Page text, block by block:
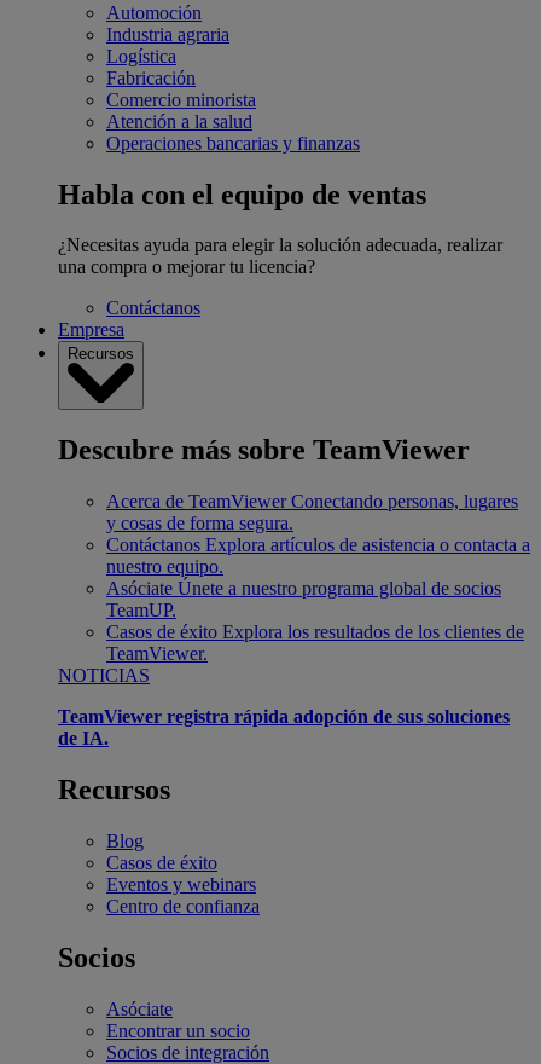
Automoción
Industria agraria
Logística
Fabricación
Comercio minorista
Atención a la salud
Operaciones bancarias y finanzas
Habla con el equipo de ventas
¿Necesitas ayuda para elegir la solución adecuada, realizar
una compra o mejorar tu licencia?
Contáctanos
Empresa
Recursos
Descubre más sobre TeamViewer
Acerca de TeamViewer Conectando personas, lugares
y cosas de forma segura.
Contáctanos Explora artículos de asistencia o contacta a
nuestro equipo.
Asóciate Únete a nuestro programa global de socios
TeamUP.
Casos de éxito Explora los resultados de los clientes de
TeamViewer.
NOTICIAS
TeamViewer registra rápida adopción de sus soluciones
de IA.
Recursos
Blog
Casos de éxito
Eventos y webinars
Centro de confianza
Socios
Asóciate
Encontrar un socio
Socios de integración